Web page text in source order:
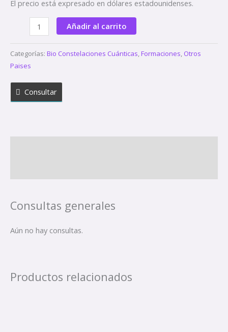
El precio está expresado en dólares estadounidenses.
cantidad
Añadir al carrito
Categorías: Bio Constelaciones Cuánticas Formaciones Otros
Paises
Consultar
Consultas generales
Aún no hay consultas.
Productos relacionados